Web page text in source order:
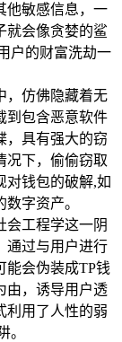
他敏感信息，一
就会像贪婪的鲨
户的财富洗劫一
，仿佛隐藏着无
到包含恶意软件
，具有强大的窃
况下，偷偷窃取
对钱包的破解,如
字资产。
会工程学这一阴
通过与用户进行
能会伪装成TP钱
由，诱导用户透
利用了人性的弱
。